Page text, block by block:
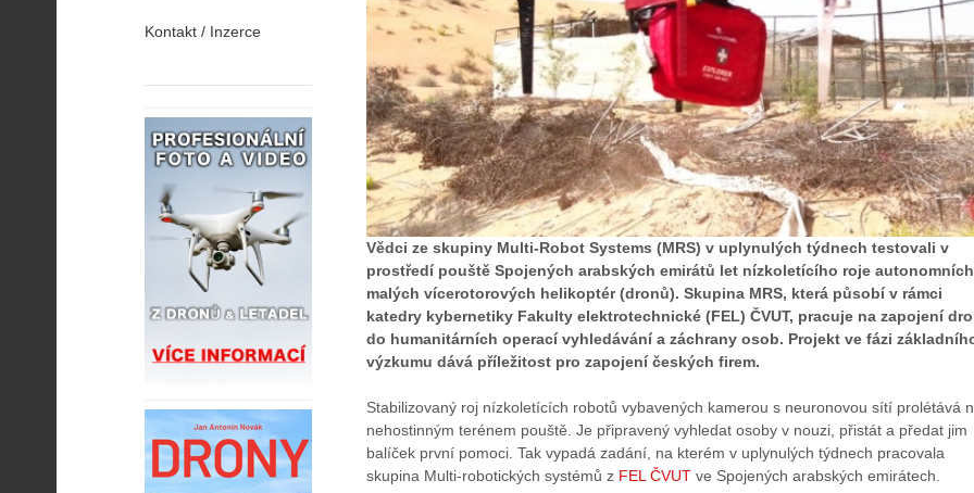
Vědci ze skupiny Multi-Robot Systems (MRS) v uplynulých týdnech testovali v
prostředí pouště Spojených arabských emirátů let nízkoletícího roje autonomních
malých vícerotorových helikoptér (dronů). Skupina MRS, která působí v rámci
katedry kybernetiky Fakulty elektrotechnické (FEL) ČVUT, pracuje na zapojení
do humanitárních operací vyhledávání a záchrany osob. Projekt ve fázi
výzkumu dává příležitost pro zapojení českých firem.
Stabilizovaný roj nízkoletících robotů vybavených kamerou s neuronovou sítí prolétává
nehostinným terénem pouště. Je připravený vyhledat osoby v nouzi, přistát a předat jim
balíček první pomoci. Tak vypadá zadání, na kterém v uplynulých týdnech pracovala
skupina Multi-robotických systémů z FEL ČVUT ve Spojených arabských emirátech.
Kontakt / Inzerce